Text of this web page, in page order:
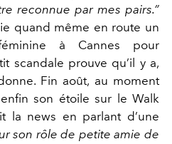
reconnue par mes pairs.”
quand même en route un
à Cannes pour
scandale prouve qu’il y a,
Fin août, au moment
son étoile sur le Walk
la news en parlant d’une
son rôle de petite amie de